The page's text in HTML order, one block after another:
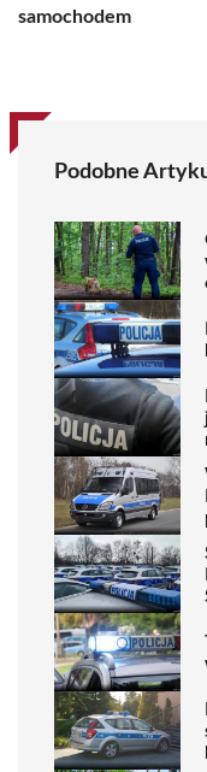
samochodem
Podobne